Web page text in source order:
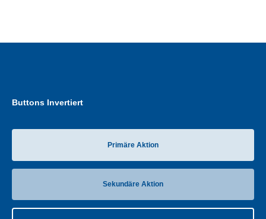
Buttons Invertiert
Primäre Aktion
Sekundäre Aktion